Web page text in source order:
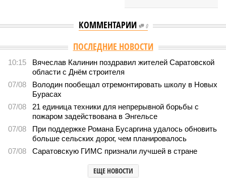
КОММЕНТАРИИ 0
Версия //Общество //
В Саратовской консерватории прошел концерт
для подопечных фондов «Александр Невский» и «Защитники
Отечества»
В Саратовской консерватории прошел концерт для
подопечных фондов «Александр Невский» и
«Защитники Отечества»
С верой и надеждой
В Саратовской консерватории прошел концерт для подопечных фондов